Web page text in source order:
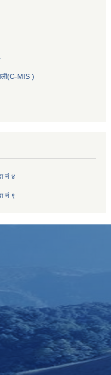
MIS )
नं ४
नं ९